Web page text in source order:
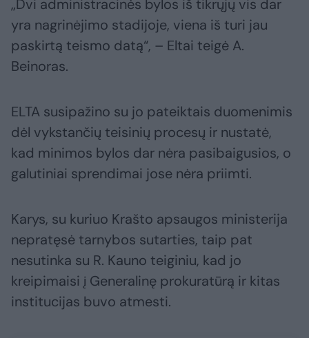
„Dvi administracinės bylos iš tikrųjų vis dar
yra nagrinėjimo stadijoje, viena iš turi jau
paskirtą teismo datą“, – Eltai teigė A.
Beinoras.
ELTA susipažino su jo pateiktais duomenimis
dėl vykstančių teisinių procesų ir nustatė,
kad minimos bylos dar nėra pasibaigusios, o
galutiniai sprendimai jose nėra priimti.
Karys, su kuriuo Krašto apsaugos ministerija
nepratęsė tarnybos sutarties, taip pat
nesutinka su R. Kauno teiginiu, kad jo
kreipimaisi į Generalinę prokuratūrą ir kitas
institucijas buvo atmesti.